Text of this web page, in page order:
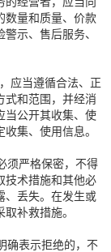
数量和质量、价款
示、售后服务、
应当遵循合法、正
式和范围，并经消
当公开其收集、使
集、使用信息。
须严格保密，不得
技术措施和其他必
、丢失。在发生或
补救措施。
确表示拒绝的，不